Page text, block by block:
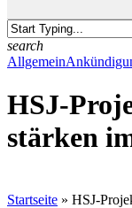
search
Close
Allgemein
HSJ-
stärken
Startseite » HSJ-